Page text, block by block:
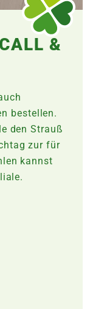
CALL &
bestellen.
den Strauß
zur für
kannst
.